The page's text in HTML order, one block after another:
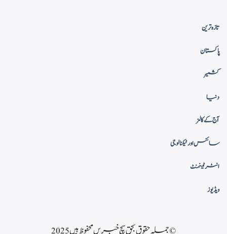
تازہ ترین
پاکستان
کشمیر
دنیا
آج کے کالمز
سائنس اور ٹیکنالوجی
انٹرٹینمنٹ
ویڈیوز
© جملہ حقوق بحق سچ خبریں محفوظ ہیں 2025